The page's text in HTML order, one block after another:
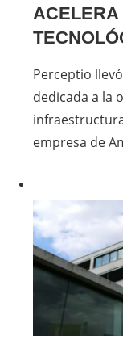
ACELERA
Perceptio
dedicada a la
empresa de